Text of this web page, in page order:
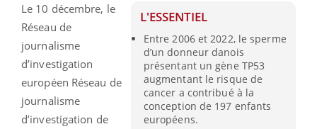
L'ESSENTIEL
Entre 2006 et 2022, le sperme
d’un donneur danois
présentant un gène TP53
augmentant le risque de
cancer a contribué à la
conception de 197 enfants
européens.
Le 10 décembre, le
Réseau de
journalisme
d’investigation
européen Réseau de
journalisme
d’investigation de